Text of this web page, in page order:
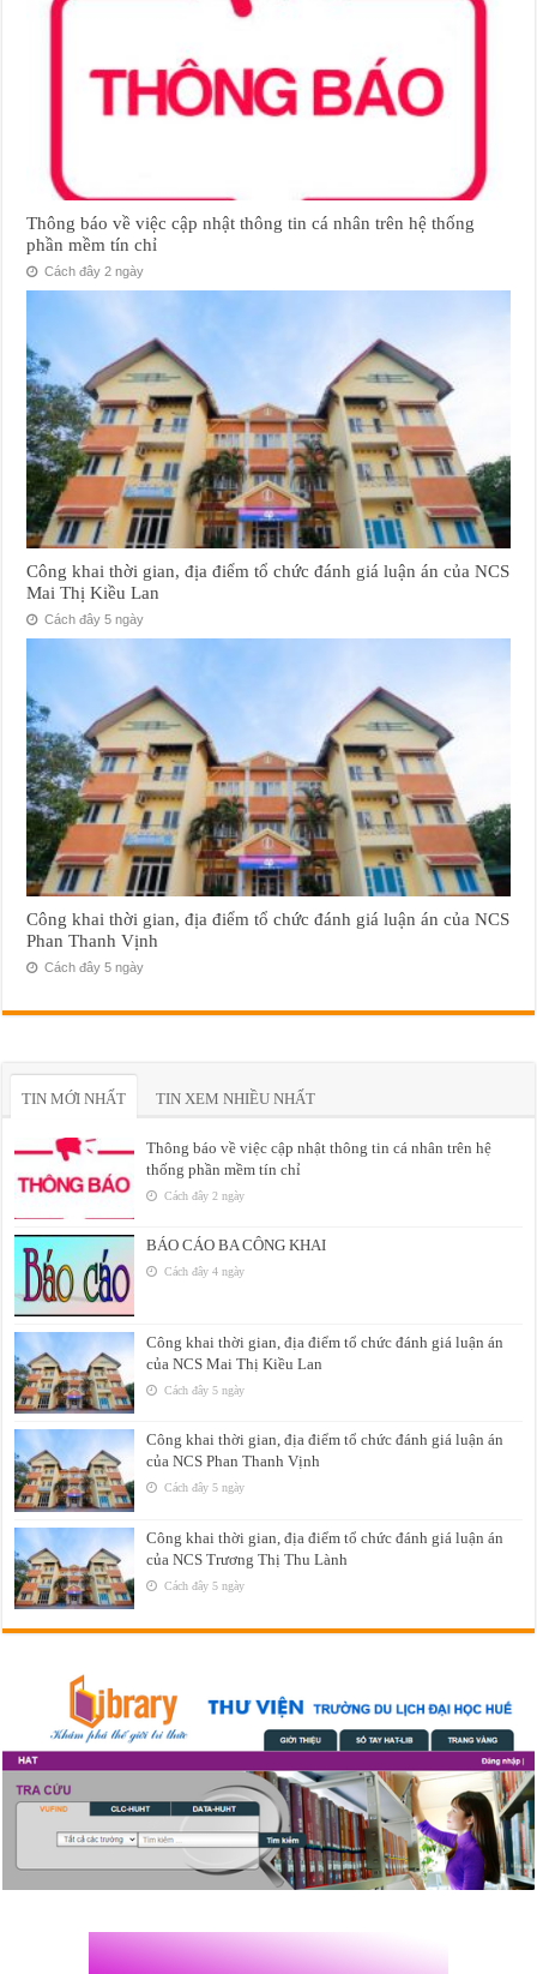
Thông báo về việc cập nhật thông tin cá nhân trên hệ thống
phần mềm tín chỉ
Cách đây 2 ngày
Công khai thời gian, địa điểm tổ chức đánh giá luận án của NCS
Mai Thị Kiều Lan
Cách đây 5 ngày
Công khai thời gian, địa điểm tổ chức đánh giá luận án của NCS
Phan Thanh Vịnh
Cách đây 5 ngày
TIN MỚI NHẤT TIN XEM NHIỀU NHẤT
Thông báo về việc cập nhật thông tin cá nhân trên hệ
thống phần mềm tín chỉ
Cách đây 2 ngày
BÁO CÁO BA CÔNG KHAI
Cách đây 4 ngày
Công khai thời gian, địa điểm tổ chức đánh giá luận án
của NCS Mai Thị Kiều Lan
Cách đây 5 ngày
Công khai thời gian, địa điểm tổ chức đánh giá luận án
của NCS Phan Thanh Vịnh
Cách đây 5 ngày
Công khai thời gian, địa điểm tổ chức đánh giá luận án
của NCS Trương Thị Thu Lành
Cách đây 5 ngày